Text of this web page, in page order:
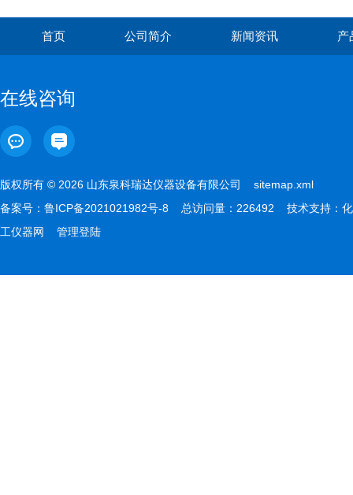
首页 公司简介 新闻资讯 产
在线咨询
版权所有 © 2026 山东泉科瑞达仪器设备有限公司 sitemap.xml
备案号： 鲁ICP备2021021982号-8 总访问量：226492 技术支持： 化
工仪器网
管理登陆